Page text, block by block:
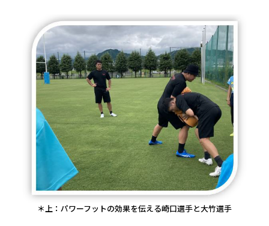
＊上：パワーフットの効果を伝える崎口選手と大竹選手